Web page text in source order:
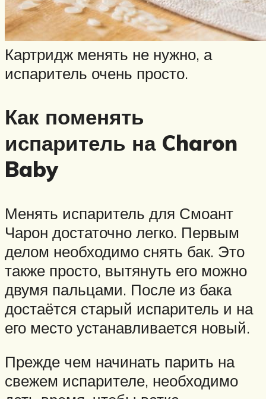
Картридж менять не нужно, а
испаритель очень просто.
Как поменять
испаритель на Charon
Baby
Менять испаритель для Смоант
Чарон достаточно легко. Первым
делом необходимо снять бак. Это
также просто, вытянуть его можно
двумя пальцами. После из бака
достаётся старый испаритель и на
его место устанавливается новый.
Прежде чем начинать парить на
свежем испарителе, необходимо